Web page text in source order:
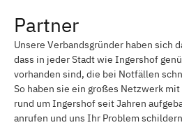
Partner
Unsere Verbandsgründer haben sich
dass in jeder Stadt wie Ingershof
vorhanden sind, die bei Notfällen
So haben sie ein großes Netzwerk
rund um Ingershof seit Jahren
anrufen und uns Ihr Problem